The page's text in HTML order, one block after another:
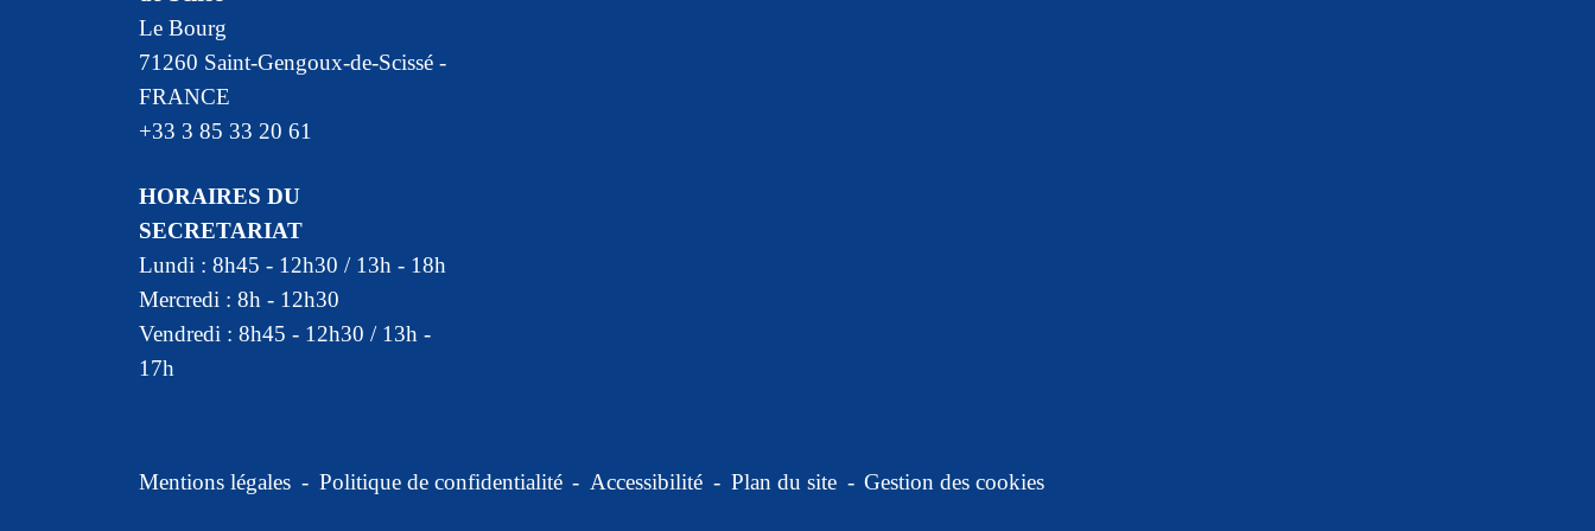
Le Bourg
71260 Saint-Gengoux-de-Scissé -
FRANCE
+33 3 85 33 20 61
HORAIRES DU
SECRETARIAT
Lundi : 8h45 - 12h30 / 13h - 18h
Mercredi : 8h - 12h30
Vendredi : 8h45 - 12h30 / 13h -
17h
Mentions légales - Politique de confidentialité - Accessibilité - Plan du site - Gestion des cookies